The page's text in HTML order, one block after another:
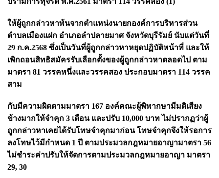
ให้ผู้ถูกกล่าวหาพ้นจากตำแหน่งนายกองค์การบริหารส่วน
ตำบลเมืองแฝก อำเภอลำปลายมาศ จังหวัดบุรีรัมย์ นับแต่วันที่
29 ก.ค.2568 ซึ่งเป็นวันที่ผู้ถูกกล่าวหาหยุดปฏิบัติหน้าที่ และให้
เพิกถอนสิทธิสมัครรับเลือกตั้งของผู้ถูกกล่าวหาตลอดไป ตาม
มาตรา 81 วรรคหนึ่งและวรรคสอง ประกอบมาตรา 114 วรรค
สาม
กับมีความผิดตามมาตรา 167 องค์คณะผู้พิพากษามีมติเสียง
ข้างมากให้จำคุก 3 เดือน และปรับ 10,000 บาท ไม่ปรากฏว่าผู้
ถูกกล่าวหาเคยได้รับโทษจำคุกมาก่อน โทษจำคุกจึงให้รอการ
ลงโทษไว้มีกำหนด 1 ปี ตามประมวลกฎหมายอาญามาตรา 56
ไม่ชำระค่าปรับให้จัดการตามประมวลกฎหมายอาญา มาตรา
29, 30